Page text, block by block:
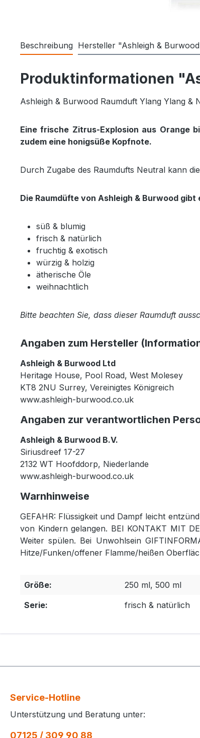
Beschreibung Hersteller "Ashleigh &
Produktinformationen
Ashleigh & Burwood Raumduft Ylang Ylang &
Eine frische Zitrus-Explosion aus Orange
zudem eine honigsüße Kopfnote.
Durch Zugabe des Raumdufts Neutral kann
Die Raumdüfte von Ashleigh & Burwood gibt
süß & blumig
frisch & natürlich
fruchtig & exotisch
würzig & holzig
ätherische Öle
weihnachtlich
Bitte beachten Sie, dass dieser Raumduft
Angaben zum Hersteller
Ashleigh & Burwood Ltd
Heritage House, Pool Road, West Molesey
KT8 2NU Surrey, Vereinigtes Königreich
www.ashleigh-burwood.co.uk
Angaben zur verantwortlichen
Ashleigh & Burwood B.V.
Siriusdreef 17-27
2132 WT Hoofddorp, Niederlande
www.ashleigh-burwood.co.uk
Warnhinweise
GEFAHR: Flüssigkeit und Dampf leicht
von Kindern gelangen. BEI KONTAKT MIT
Weiter spülen. Bei Unwohlsein
Hitze/Funken/offener Flamme/heißen
Größe:
250 ml, 500 ml
Serie:
frisch & natürlich
Service-Hotline
Unterstützung und Beratung unter:
07125 / 309 90 88